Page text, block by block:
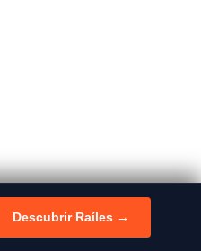
Aparecen en
Descubrir Raíles →